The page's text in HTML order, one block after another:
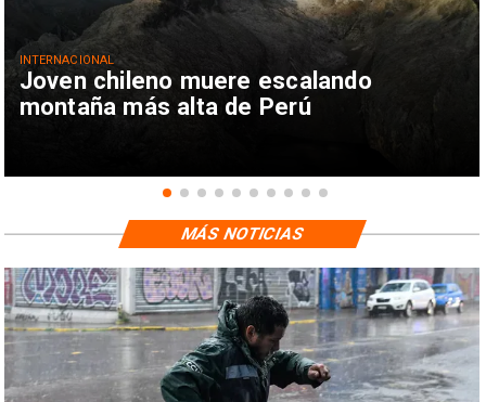
Joven chileno muere escalando
montaña más alta de Perú
INTERNACIONAL
MÁS NOTICIAS